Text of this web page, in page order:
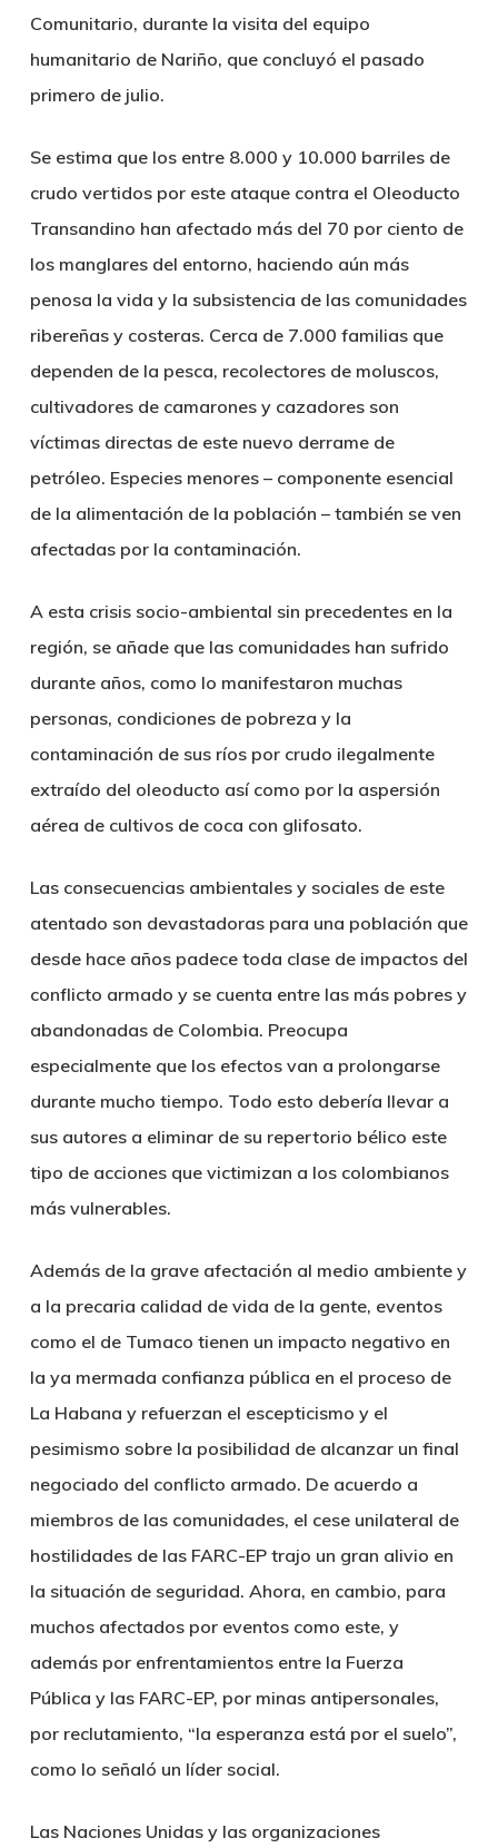
Comunitario, durante la visita del equipo
humanitario de Nariño, que concluyó el pasado
primero de julio.
Se estima que los entre 8.000 y 10.000 barriles de
crudo vertidos por este ataque contra el Oleoducto
Transandino han afectado más del 70 por ciento de
los manglares del entorno, haciendo aún más
penosa la vida y la subsistencia de las comunidades
ribereñas y costeras. Cerca de 7.000 familias que
dependen de la pesca, recolectores de moluscos,
cultivadores de camarones y cazadores son
víctimas directas de este nuevo derrame de
petróleo. Especies menores – componente esencial
de la alimentación de la población – también se ven
afectadas por la contaminación.
A esta crisis socio-ambiental sin precedentes en la
región, se añade que las comunidades han sufrido
durante años, como lo manifestaron muchas
personas, condiciones de pobreza y la
contaminación de sus ríos por crudo ilegalmente
extraído del oleoducto así como por la aspersión
aérea de cultivos de coca con glifosato.
Las consecuencias ambientales y sociales de este
atentado son devastadoras para una población que
desde hace años padece toda clase de impactos del
conflicto armado y se cuenta entre las más pobres y
abandonadas de Colombia. Preocupa
especialmente que los efectos van a prolongarse
durante mucho tiempo. Todo esto debería llevar a
sus autores a eliminar de su repertorio bélico este
tipo de acciones que victimizan a los colombianos
más vulnerables.
Además de la grave afectación al medio ambiente y
a la precaria calidad de vida de la gente, eventos
como el de Tumaco tienen un impacto negativo en
la ya mermada confianza pública en el proceso de
La Habana y refuerzan el escepticismo y el
pesimismo sobre la posibilidad de alcanzar un final
negociado del conflicto armado. De acuerdo a
miembros de las comunidades, el cese unilateral de
hostilidades de las FARC-EP trajo un gran alivio en
la situación de seguridad. Ahora, en cambio, para
muchos afectados por eventos como este, y
además por enfrentamientos entre la Fuerza
Pública y las FARC-EP, por minas antipersonales,
por reclutamiento, “la esperanza está por el suelo”,
como lo señaló un líder social.
Las Naciones Unidas y las organizaciones